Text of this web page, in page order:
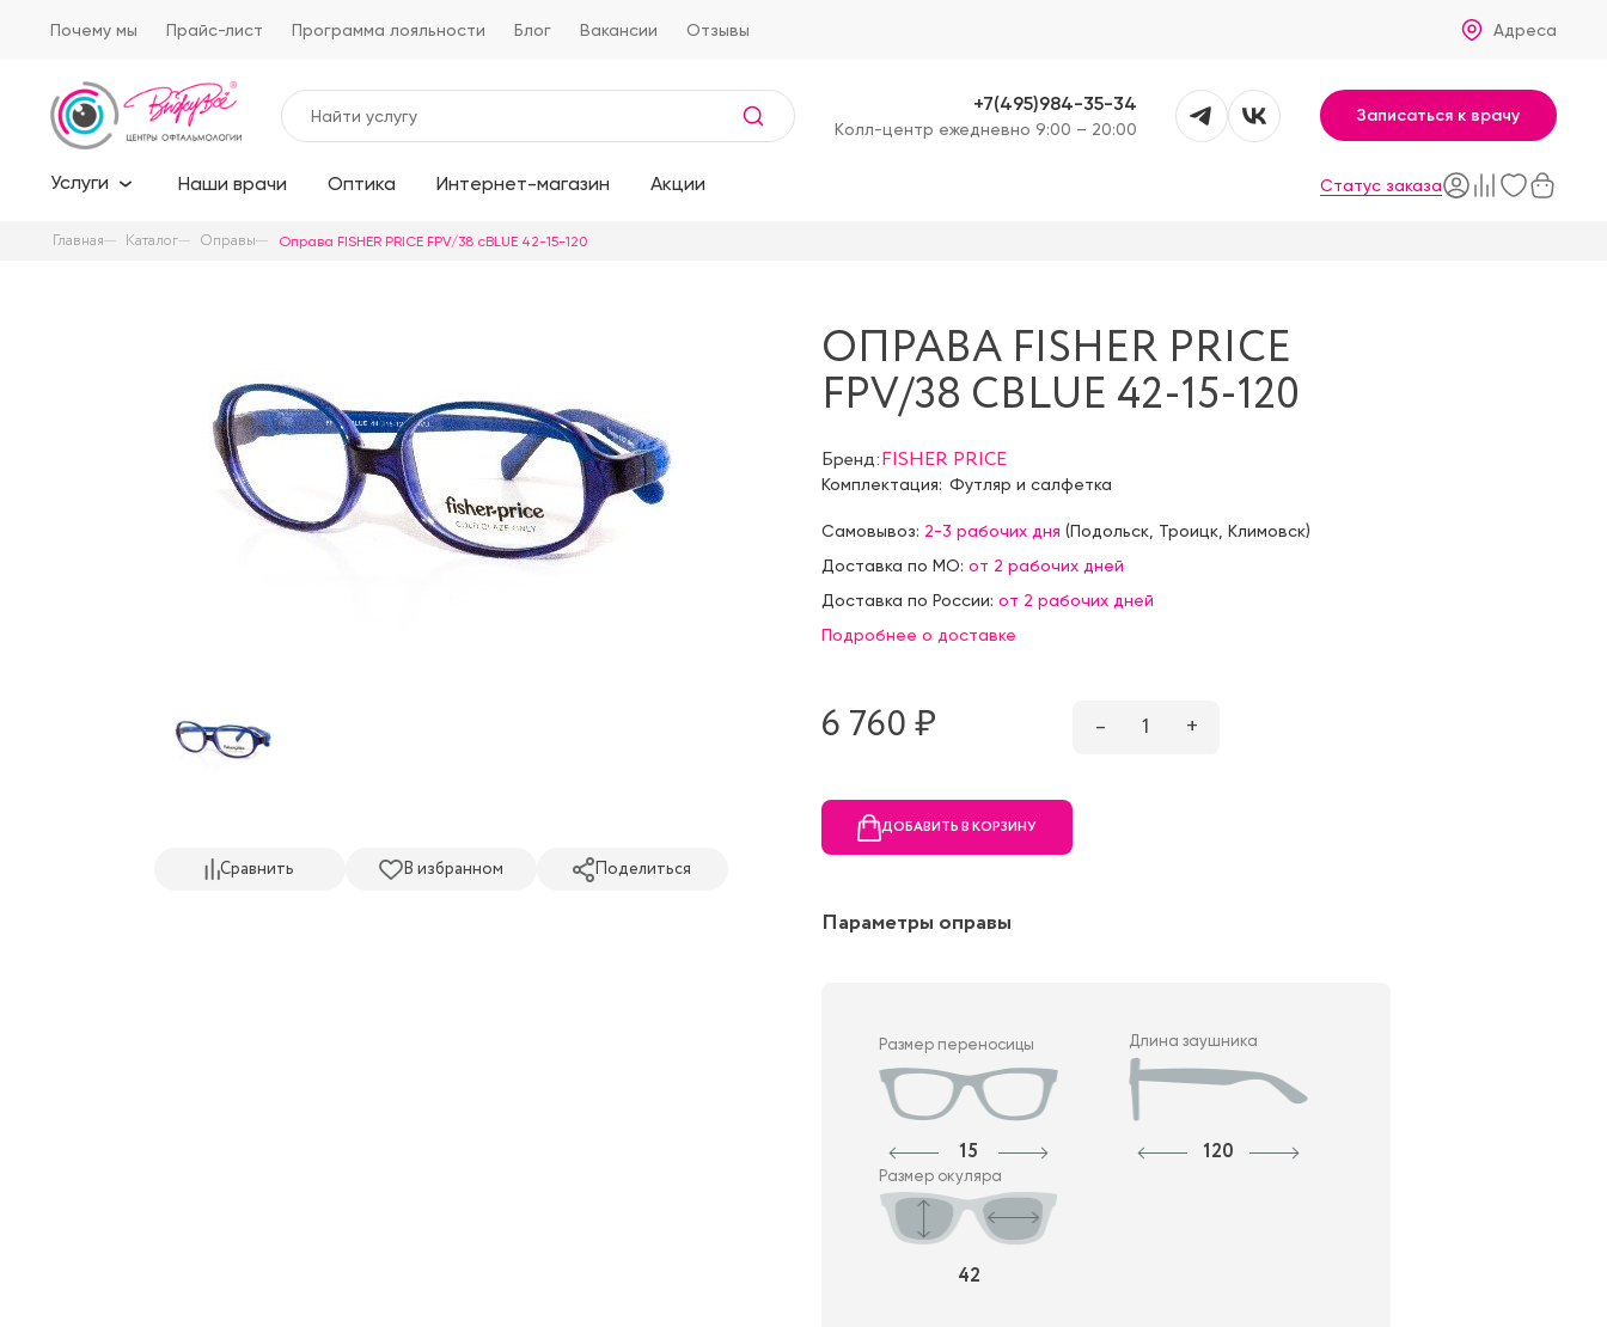
Почему мы Прайс-лист Программа лояльности Блог Вакансии Отзывы Адреса
+7(495)984-35-34
Kолл-центр ежедневно 9:00 – 20:00
Записаться к врачу
Услуги Наши врачи Оптика Интернет-магазин Акции Статус заказа
Главная Каталог Оправы Оправа FISHER PRICE FPV/38 cBLUE 42-15-120
Сравнить В избранном Поделиться
ОПРАВА FISHER PRICE
FPV/38 CBLUE 42-15-120
Бренд:FISHER PRICE
Комплектация: Футляр и салфетка
Самовывоз: 2-3 рабочих дня (Подольск, Троицк, Климовск)
Доставка по МО: от 2 рабочих дней
Доставка по России: от 2 рабочих дней
Подробнее о доставке
6 760 ₷ – 1 +
ДОБАВИТЬ В КОРЗИНУ
Параметры оправы
Размер переносицы
15
Длина заушника
120
Размер окуляра
42